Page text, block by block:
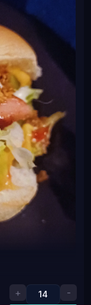
прячет в себе
+ 14 -